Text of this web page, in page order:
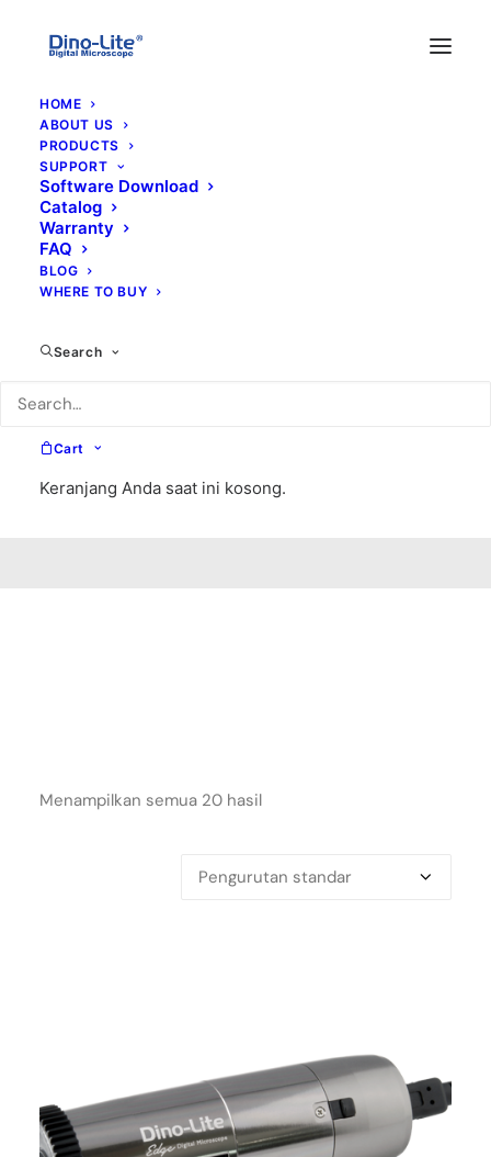
HOME
ABOUT US
PRODUCTS
SUPPORT
Software Download
Catalog
Warranty
FAQ
BLOG
WHERE TO BUY
Search
Cart
Keranjang Anda saat ini kosong.
Menampilkan semua 20 hasil